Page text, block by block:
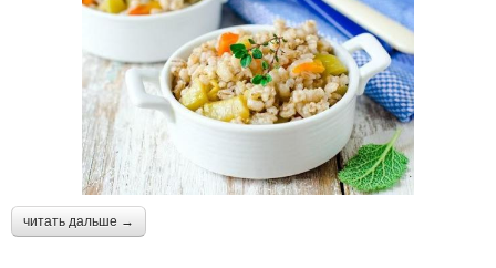
читать дальше →